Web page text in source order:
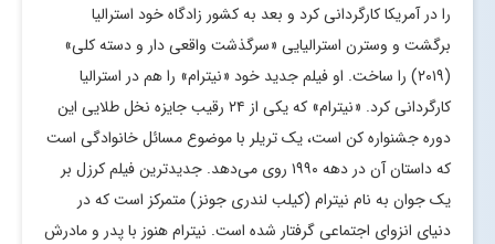
را در آمریکا کارگردانی کرد و بعد به کشور زادگاه خود استرالیا
برگشت و وسترن استرالیایی «سرگذشت واقعی دار و دسته کلی»
(۲۰۱۹) را ساخت. او فیلم جدید خود «نیترام» را هم در استرالیا
کارگردانی کرد. «نیترام» که یکی از ۲۴ رقیب جایزه نخل طلایی این
دوره جشنواره کن است، یک تریلر با موضوع مسائل خانوادگی است
که داستان آن در دهه ۱۹۹۰ روی می‌دهد. جدیدترین فیلم کرزل بر
یک جوان به نام نیترام (کیلب لندری جونز) متمرکز است که در
دنیای انزوای اجتماعی گرفتار شده است. نیترام هنوز با پدر و مادرش